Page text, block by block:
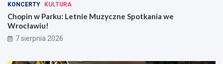
z
y
c
z
n
a
r
o
n
d
KONCERTY KULTURA
Chopin w Parku: Letnie Muzyczne Spotkania we
Wrocławiu!
7 sierpnia 2026